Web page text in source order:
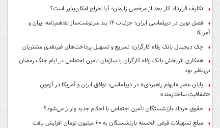
تکلیف قرارداد کار بعد از مرخصی زایمان؛ آیا اخراج امکان‌پذیر است؟
فصل نوین در دیپلماسی ایران؛ جزئیات ۱۴ بند سرنوشت‌ساز تفاهم‌نامه ایران و
آمریکا
چک دیجیتال بانک رفاه کارگران؛ تسریع و تسهیل پرداخت‌های غیرنقدی مشتریان
همکاری اثربخش بانک رفاه کارگران با سازمان تامین اجتماعی در ایام جنگ رمضان
بی‌نظیر بود
پایان عصرِ «ابهام راهبردی» در دیپلماسی؛ توافق ایران و آمریکا در آزمونِ
«شفافیتِ ساختارمند»
حقوق خرداد بازنشستگان تأمین اجتماعی با احکام جدید واریز می‌شود؟
مبلغ تسهیلات قرض الحسنه بازنشستگان به ۶۰ میلیون تومان افزایش یافت